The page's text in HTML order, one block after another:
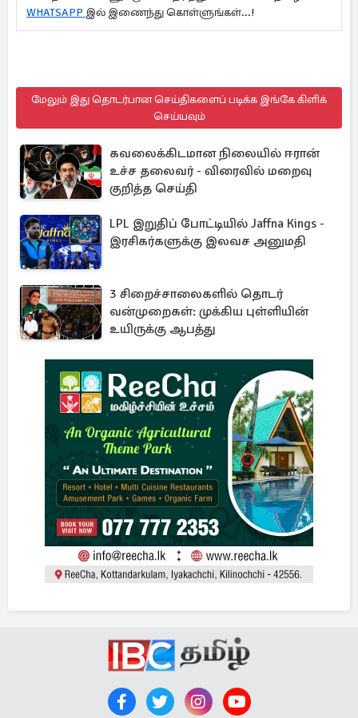
WHATSAPP இல் இணைந்து கொள்ளுங்கள்...!
மேலும் இது தொடர்பான செய்திகளைப் படிக்க இங்கே கிளிக்
செய்யவும்
கவலைக்கிடமான நிலையில் ஈரான்
உச்ச தலைவர் - விரைவில் மறைவு
குறித்த செய்தி
LPL இறுதிப் போட்டியில் Jaffna Kings -
இரசிகர்களுக்கு இலவச அனுமதி
3 சிறைச்சாலைகளில் தொடர்
வன்முறைகள்: முக்கிய புள்ளியின்
உயிருக்கு ஆபத்து